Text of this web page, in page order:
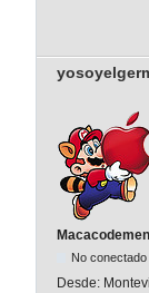
No conectado
Desde: